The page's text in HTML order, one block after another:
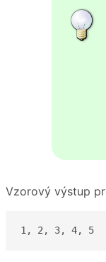
Vzorový výstup
1, 2, 3, 4, 5